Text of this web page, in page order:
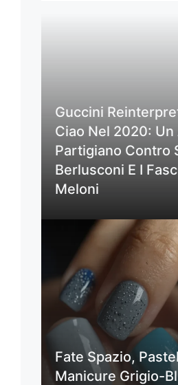
Guccini
Ciao Nel 2020: Un
Partigiano Contro
Berlusconi E I
Meloni
Fate Spazio,
Manicure Grigio-